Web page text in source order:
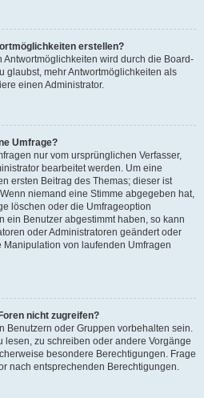
erstellen?
Antwortmöglichkeiten wird durch die Board-
glaubst, mehr Antwortmöglichkeiten als
einen Administrator.
Umfrage?
nur vom ursprünglichen Verfasser,
bearbeitet werden. Um eine
ersten Beitrag des Themas; dieser ist
niemand eine Stimme abgegeben hat,
löschen oder die Umfrageoption
ein Benutzer abgestimmt haben, so kann
oder Administratoren geändert oder
von laufenden Umfragen
nicht zugreifen?
Benutzern oder Gruppen vorbehalten sein.
lesen, zu schreiben oder andere Vorgänge
besondere Berechtigungen. Frage
nach entsprechenden Berechtigungen.